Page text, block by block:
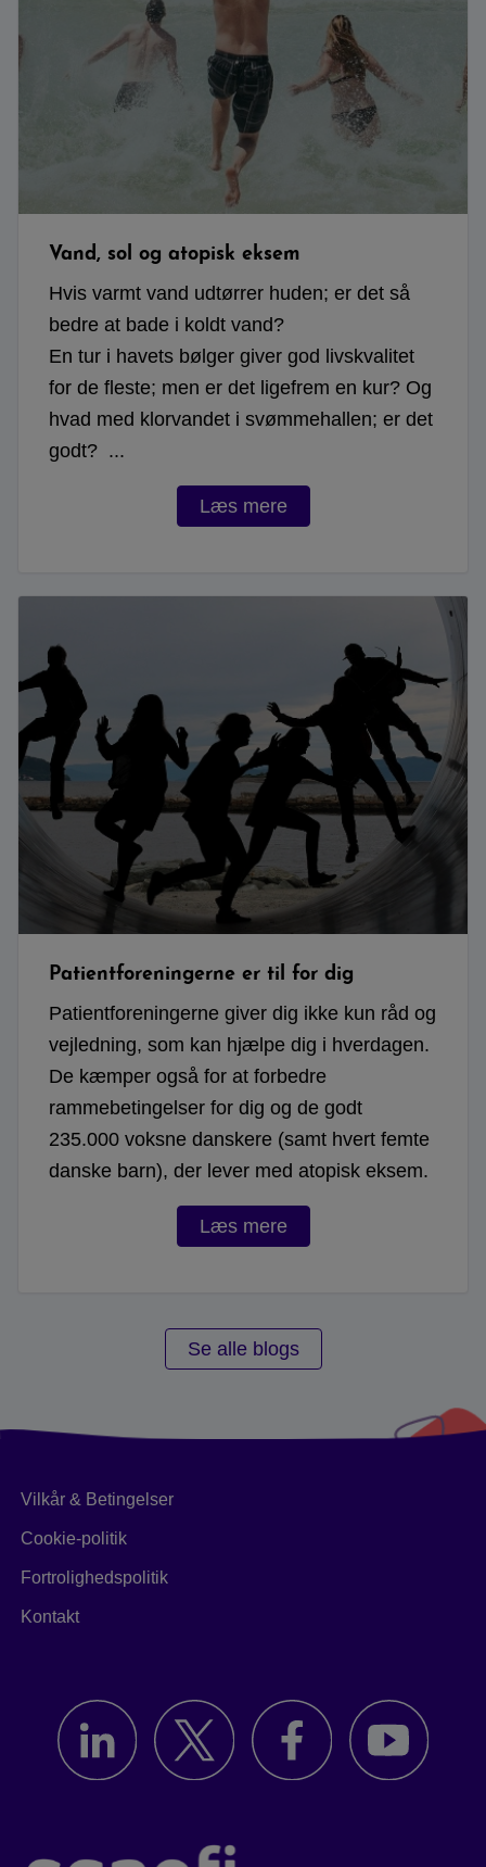
Vand, sol og atopisk eksem
Hvis varmt vand udtørrer huden; er det så
bedre at bade i koldt vand?
En tur i havets bølger giver god livskvalitet
for de fleste; men er det ligefrem en kur? Og
hvad med klorvandet i svømmehallen; er det
godt? ...
Læs mere
Patientforeningerne er til for dig
Patientforeningerne giver dig ikke kun råd og
vejledning, som kan hjælpe dig i hverdagen.
De kæmper også for at forbedre
rammebetingelser for dig og de godt
235.000 voksne danskere (samt hvert femte
danske barn), der lever med atopisk eksem.
Læs mere
Se alle blogs
Vilkår & Betingelser
Cookie-politik
Fortrolighedspolitik
Kontakt